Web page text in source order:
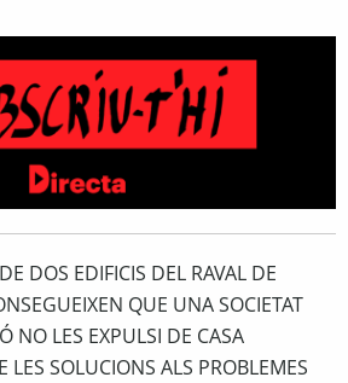
DOS EDIFICIS DEL RAVAL DE
QUE UNA SOCIETAT
NO LES EXPULSI DE CASA
LES SOLUCIONS ALS PROBLEMES